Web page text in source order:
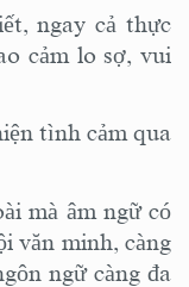
ngay cả thực
cảm lo sợ, vui
tình cảm qua
mà âm ngữ có
văn minh, càng
ngữ càng đa